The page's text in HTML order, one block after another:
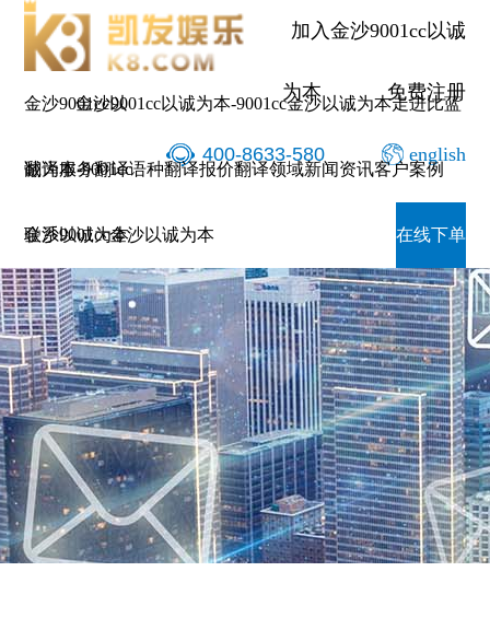
加入金沙9001cc以诚
为本 免费注册
400-8633-580 english
金沙9001cc以
诚为本-9001cc
金沙以诚为本
金沙9001cc以诚为本-9001cc金沙以诚为本走进比蓝
翻译服务翻译语种翻译报价翻译领域新闻资讯客户案例
联系9001cc金沙以诚为本 在线下单